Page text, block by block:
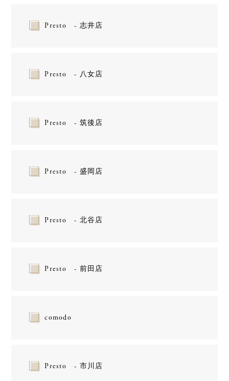
Presto - 志井店
Presto - 八女店
Presto - 筑後店
Presto - 盛岡店
Presto - 北谷店
Presto - 前田店
comodo
Presto - 市川店